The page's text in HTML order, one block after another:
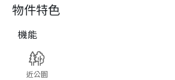
物件特色
機能
近公園